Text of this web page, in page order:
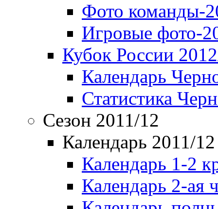
Фото команды-
Игровые фото-
Кубок России
Календарь
Статистика
Сезон 2011/12
Календарь 2011/12
Календарь 1-2
Календарь 2-ая